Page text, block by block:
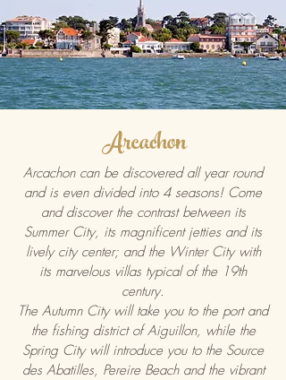
Arcachon
Arcachon can be discovered all year round
and is even divided into 4 seasons! Come
and discover the contrast between its
Summer City, its magnificent jetties and its
lively city center; and the Winter Citywith
its marvelous villas typical of the 19th
century.
The Autumn City will take you to the port and
the fishing district of Aiguillon, while the
Spring City will introduce you to the Source
des Abatilles, Pereire Beach and the vibrant